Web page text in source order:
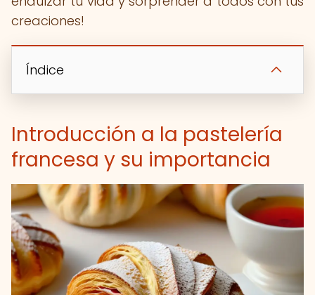
creaciones!
Índice
Introducción a la pastelería
francesa y su importancia